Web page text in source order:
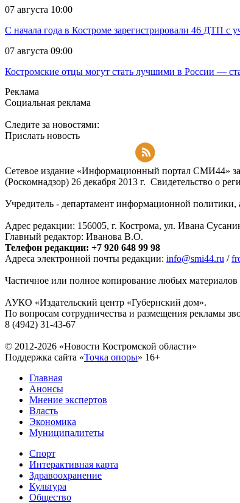
07 августа 10:00
С начала года в Костроме зарегистрировали 46 ДТП с
07 августа 09:00
Костромские отцы могут стать лучшими в России —
Реклама
Социальная реклама
Следите за новостями:
Прислать новость
Сетевое издание «Информационный портал СМИ44»
(Роскомнадзор) 26 декабря 2013 г. Свидетельство о
Учредитель - департамент информационной политики,
Адрес редакции: 156005, г. Кострома, ул. Ивана
Главный редактор: Иванова В.О.
Телефон редакции: +7 920 648 99 98
Адреса электронной почты редакции: info@smi44.ru /
Частичное или полное копирование любых
АУКО «Издательский центр «Губернский дом».
По вопросам сотрудничества и размещения рекламы
8 (4942) 31-43-67
© 2012-2026 «Новости Костромской области»
Поддержка сайта «Точка опоры» 16+
Главная
Анонсы
Мнение экспертов
Власть
Экономика
Муниципалитеты
Спорт
Интерактивная карта
Здравоохранение
Культура
Общество